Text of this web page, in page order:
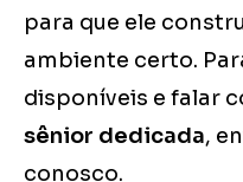
para que ele
ambiente certo.
disponíveis e falar
sênior dedicada,
conosco.